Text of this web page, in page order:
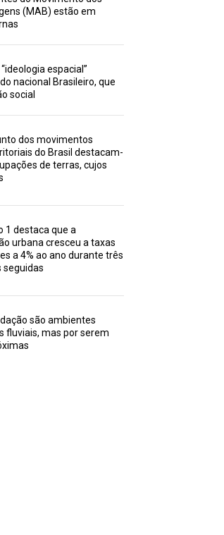
(MAB) estão em
espacial”
nacional Brasileiro, que
social
dos movimentos
do Brasil destacam-
de terras, cujos
1 destaca que a
urbana cresceu a taxas
a 4% ao ano durante três
seguidas
são ambientes
fluviais, mas por serem